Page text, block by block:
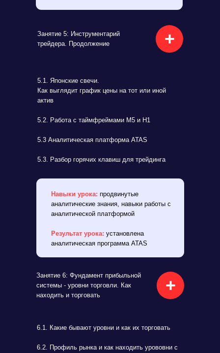
Занятие 5: Инструментарий
трейдера. Продолжение
+
5.1. Японские свечи.
Как выглядит график цены на тот или иной
актив
5.2. Работа с таймфреймами М5 и Н1
5.3 Аналитическая платформа ATAS
5.3. Разбор горячих клавиш для трейдинга
Навыки урока: продвинутые
аналитические знания, навыки работы с
аналитической платформой
Результат урока: установлена
аналитическая программа ATAS
Занятие 6: Фундамент прибыльной
системы - уровни торговли. Как
находить и торговать
+
6.1. Какие бывают уровни и как их торговать
6.2. Профиль рынка и как находить урововни с